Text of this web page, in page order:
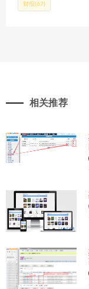
财报(67)
相关推荐